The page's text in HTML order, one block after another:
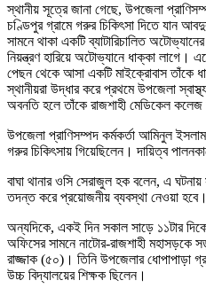
স্থানীয় সূত্রে জানা গেছে, উপজেলা
চণ্ডিপুর গ্রামে গরুর চিকিৎসা দিতে যান
সামনে থাকা একটি ব্যাটারিচালিত
নিয়ন্ত্রণ হারিয়ে অটোভ্যানে ধাক্কা
পেছন থেকে আসা একটি মাইক্রোবাস তাঁকে
স্থানীয়রা উদ্ধার করে প্রথমে উপজেলা
অবনতি হলে তাঁকে রাজশাহী মেডিকেল
উপজেলা প্রাণিসম্পদ কর্মকর্তা আমিনুল
গরুর চিকিৎসায় গিয়েছিলেন। দায়িত্ব
বাঘা থানার ওসি সেরাজুল হক বলেন, এ
তদন্ত করে প্রয়োজনীয় ব্যবস্থা নেওয়া হবে।
অন্যদিকে, একই দিন সকাল সাড়ে ১১টার দিকে
অফিসের সামনে নাটোর-রাজশাহী মহাসড়কে
রাজ্জাক (৫০)। তিনি উপজেলার ধোপাপাড়া
উচ্চ বিদ্যালয়ের শিক্ষক ছিলেন।